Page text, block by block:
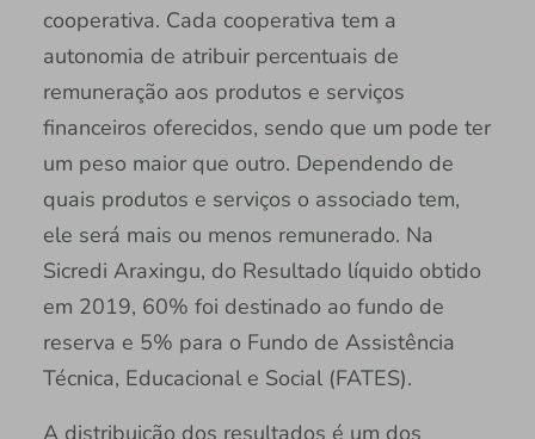
cooperativa. Cada cooperativa tem a
autonomia de atribuir percentuais de
remuneração aos produtos e serviços
financeiros oferecidos, sendo que um pode ter
um peso maior que outro. Dependendo de
quais produtos e serviços o associado tem,
ele será mais ou menos remunerado. Na
Sicredi Araxingu, do Resultado líquido obtido
em 2019, 60% foi destinado ao fundo de
reserva e 5% para o Fundo de Assistência
Técnica, Educacional e Social (FATES).
A distribuição dos resultados é um dos